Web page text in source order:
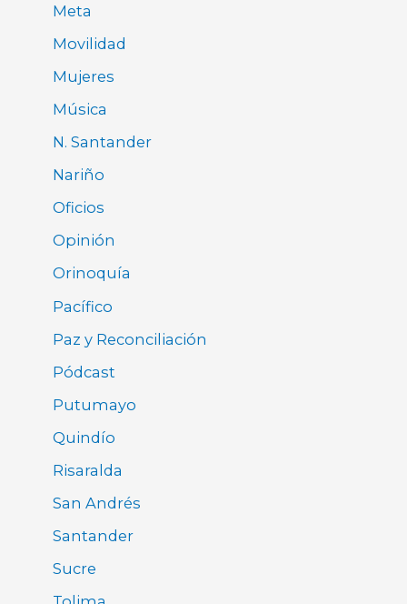
Meta
Movilidad
Mujeres
Música
N. Santander
Nariño
Oficios
Opinión
Orinoquía
Pacífico
Paz y Reconciliación
Pódcast
Putumayo
Quindío
Risaralda
San Andrés
Santander
Sucre